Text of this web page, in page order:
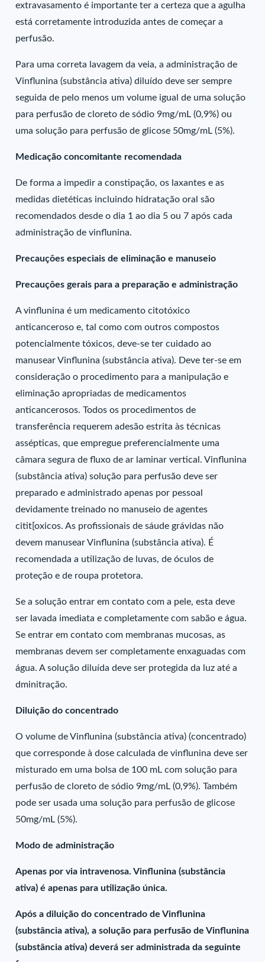
extravasamento é importante ter a certeza que a agulha
está corretamente introduzida antes de começar a
perfusão.
Para uma correta lavagem da veia, a administração de
Vinflunina (substância ativa) diluído deve ser sempre
seguida de pelo menos um volume igual de uma solução
para perfusão de cloreto de sódio 9mg/mL (0,9%) ou
uma solução para perfusão de glicose 50mg/mL (5%).
Medicação concomitante recomendada
De forma a impedir a constipação, os laxantes e as
medidas dietéticas incluindo hidratação oral são
recomendados desde o dia 1 ao dia 5 ou 7 após cada
administração de vinflunina.
Precauções especiais de eliminação e manuseio
Precauções gerais para a preparação e administração
A vinflunina é um medicamento citotóxico
anticanceroso e, tal como com outros compostos
potencialmente tóxicos, deve-se ter cuidado ao
manusear Vinflunina (substância ativa). Deve ter-se em
consideração o procedimento para a manipulação e
eliminação apropriadas de medicamentos
anticancerosos. Todos os procedimentos de
transferência requerem adesão estrita às técnicas
assépticas, que empregue preferencialmente uma
câmara segura de fluxo de ar laminar vertical. Vinflunina
(substância ativa) solução para perfusão deve ser
preparado e administrado apenas por pessoal
devidamente treinado no manuseio de agentes
citit[oxicos. As profissionais de sáude grávidas não
devem manusear Vinflunina (substância ativa). É
recomendada a utilização de luvas, de óculos de
proteção e de roupa protetora.
Se a solução entrar em contato com a pele, esta deve
ser lavada imediata e completamente com sabão e água.
Se entrar em contato com membranas mucosas, as
membranas devem ser completamente enxaguadas com
água. A solução diluída deve ser protegida da luz até a
dminitração.
Diluição do concentrado
O volume de Vinflunina (substância ativa) (concentrado)
que corresponde à dose calculada de vinflunina deve ser
misturado em uma bolsa de 100 mL com solução para
perfusão de cloreto de sódio 9mg/mL (0,9%). Também
pode ser usada uma solução para perfusão de glicose
50mg/mL (5%).
Modo de administração
Apenas por via intravenosa. Vinflunina (substância
ativa) é apenas para utilização única.
Após a diluição do concentrado de Vinflunina
(substância ativa), a solução para perfusão de Vinflunina
(substância ativa) deverá ser administrada da seguinte